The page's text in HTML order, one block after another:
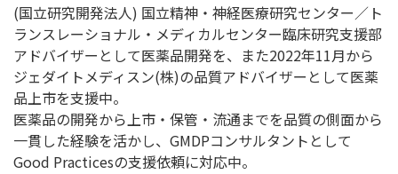
(国立研究開発法人) 国立精神・神経医療研究センター／ト
ランスレーショナル・メディカルセンター臨床研究支援部
アドバイザーとして医薬品開発を、また2022年11月から
ジェダイトメディスン(株)の品質アドバイザーとして医薬
品上市を支援中。
医薬品の開発から上市・保管・流通までを品質の側面から
一貫した経験を活かし、GMDPコンサルタントとして
Good Practicesの支援依頼に対応中。